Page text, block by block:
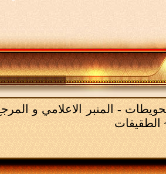
- المنبر الاعلامي و
الطقيقات